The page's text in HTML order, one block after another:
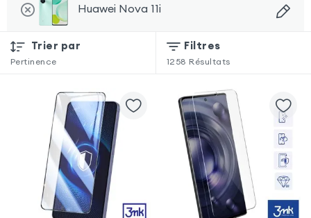
Huawei Nova 11i
Trier par
Pertinence
Filtres
1258 Résultats